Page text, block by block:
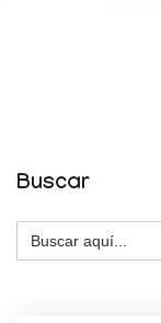
Buscar
Buscar: